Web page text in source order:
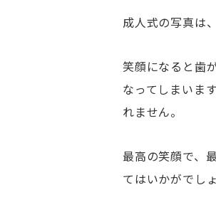
成人式の写真は
笑顔になると歯
なってしまいま
れません。
最高の笑顔で、
てはいかがでし